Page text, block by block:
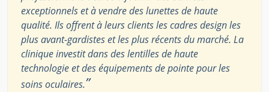
exceptionnels et à vendre des lunettes de haute
qualité. Ils offrent à leurs clients les cadres design les
plus avant-gardistes et les plus récents du marché. La
clinique investit dans des lentilles de haute
technologie et des équipements de pointe pour les
soins oculaires.”